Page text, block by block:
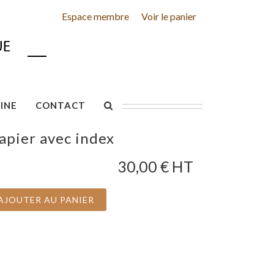
Espace membre Voir le panier
CONTACT
avec index
30,00 € HT
AU PANIER